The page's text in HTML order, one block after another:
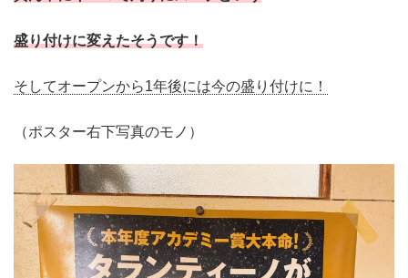
盛り付けに変えたそうです！
そしてオープンから1年後には今の盛り付けに！
（ポスター右下写真のモノ）